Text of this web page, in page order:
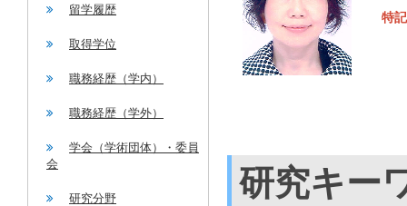
留学履歴
取得学位
職務経歴（学内）
職務経歴（学外）
学会（学術団体）・委員
会
研究分野
特
研究キー